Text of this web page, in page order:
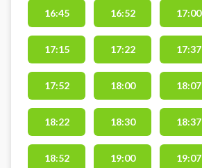
DGU-kort eller være medlem af
klubben.
16:45 16:52 17:00
17:15 17:22 17:37
17:52 18:00 18:07
18:22 18:30 18:37
18:52 19:00 19:07